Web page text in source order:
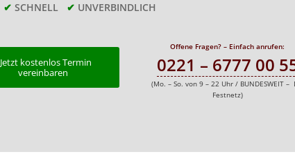
✔ SCHNELL ✔ UNVERBINDLICH
Jetzt kostenlos Termin
vereinbaren
Offene Fragen? – Einfach anrufen:
0221 – 6777 00
(Mo. – So. von 9 – 22 Uhr / BUNDESWEIT –
Festnetz)